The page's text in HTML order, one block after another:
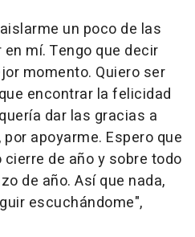
un poco de las
mí. Tengo que decir
momento. Quiero ser
encontrar la felicidad
dar las gracias a
apoyarme. Espero que
de año y sobre todo
de año. Así que nada,
escuchándome",